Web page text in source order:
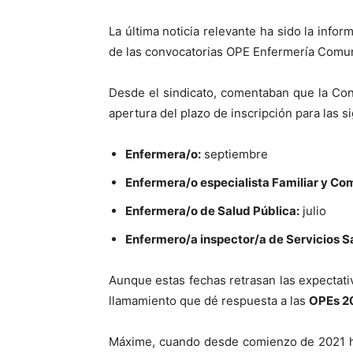
La última noticia relevante ha sido la
de las convocatorias OPE Enfermería
Desde el sindicato, comentaban que la
apertura del plazo de inscripción para las
Enfermera/o: septiembre
Enfermera/o especialista Familiar y
Enfermera/o de Salud Pública: julio
Enfermero/a inspector/a de Servicios
Aunque estas fechas retrasan las
llamamiento que dé respuesta a las OPEs
Máxime, cuando desde comienzo de